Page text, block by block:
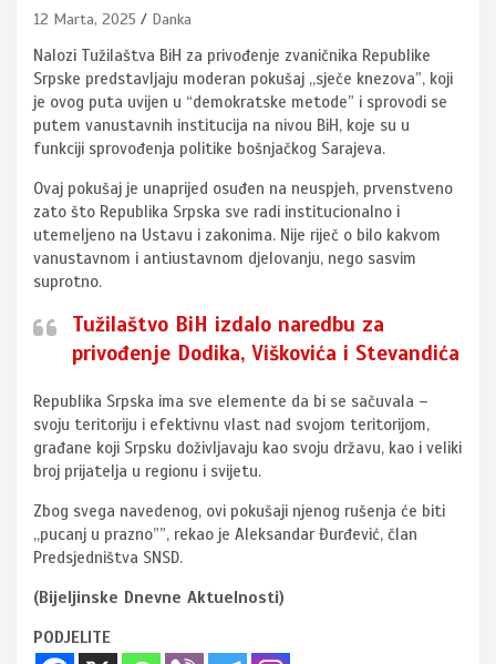
12 Marta, 2025 Danka
Nalozi Tužilaštva BiH za privođenje zvaničnika Republike
Srpske predstavljaju moderan pokušaj ,,sječe knezova”, koji
je ovog puta uvijen u “demokratske metode” i sprovodi se
putem vanustavnih institucija na nivou BiH, koje su u
funkciji sprovođenja politike bošnjačkog Sarajeva.
Ovaj pokušaj je unaprijed osuđen na neuspjeh, prvenstveno
zato što Republika Srpska sve radi institucionalno i
utemeljeno na Ustavu i zakonima. Nije riječ o bilo kakvom
vanustavnom i antiustavnom djelovanju, nego sasvim
suprotno.
Tužilaštvo BiH izdalo naredbu za
privođenje Dodika, Viškovića i Stevandića
Republika Srpska ima sve elemente da bi se sačuvala –
svoju teritoriju i efektivnu vlast nad svojom teritorijom,
građane koji Srpsku doživljavaju kao svoju državu, kao i veliki
broj prijatelja u regionu i svijetu.
Zbog svega navedenog, ovi pokušaji njenog rušenja će biti
,,pucanj u prazno””, rekao je Aleksandar Đurđević, član
Predsjedništva SNSD.
(Bijeljinske Dnevne Aktuelnosti)
PODJELITE